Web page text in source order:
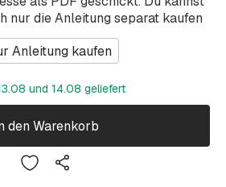
nur die Anleitung separat kaufen
Anleitung kaufen
und 14.08 geliefert
den Warenkorb